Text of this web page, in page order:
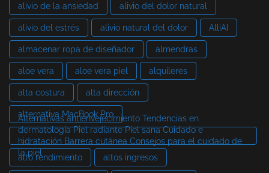
alivio de la ansiedad alivio del dolor natural
alivio del estrés alivio natural del dolor AlliAI
almacenar ropa de diseñador almendras
aloe vera aloe vera piel alquileres
alta costura alta dirección
alternativa MacBook Pro
Alternativas antienvejecimiento Tendencias en
dermatología Piel radiante Piel sana Cuidado e
hidratación Barrera cutánea Consejos para el cuidado de
la piel
alto rendimiento altos ingresos